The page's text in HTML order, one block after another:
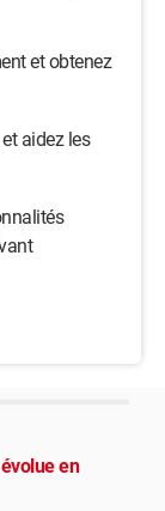
et obtenez
aidez les
en